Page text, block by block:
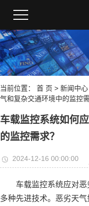
当前位置： 首 页 > 新闻中心
气和复杂交通环境中的监控需
车载监控系统如何
的监控需求？
2024-12-16 00:00:00
车载监控系统应对
多种先进技术。恶劣天